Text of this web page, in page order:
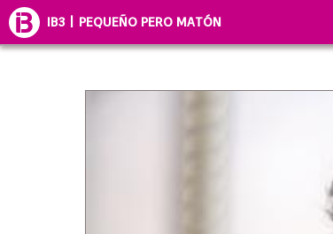
IB3 | PEQUEÑO PERO MATÓN